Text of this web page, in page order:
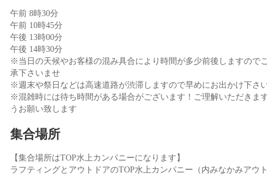
午前 8時30分
午前 10時45分
午後 13時00分
午後 14時30分
※当日の天候やお客様の混み具合により時間が多少前後しますので
承下さいませ
※週末や祭日などは高速道路が渋滞しますので早めにお出かけ下さ
※混雑時には待ち時間がある場合がございます！ご理解いただきま
うお願い致します
集合場所
【集合場所はTOP水上カンパニーになります】
ラフティングとアウトドアのTOP水上カンパニー（内みなかみアウ